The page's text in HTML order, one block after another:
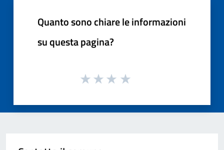
Quanto sono chiare le informazioni
su questa pagina?